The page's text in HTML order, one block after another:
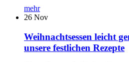
mehr
26 Nov
Weihnachtsessen leicht
unsere festlichen Rezepte